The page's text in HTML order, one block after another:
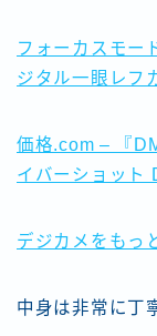
フォーカスモー
ジタル一眼レフ
価格.com – 『
イバーショット
デジカメをもっ
中身は非常に丁